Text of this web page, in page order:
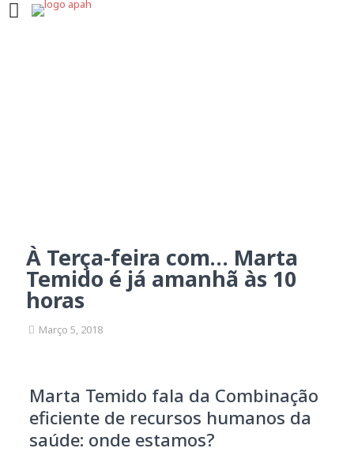
À Terça-feira com… Marta
Temido é já amanhã às 10
horas
Março 5, 2018
Marta Temido fala da Combinação
eficiente de recursos humanos da
saúde: onde estamos?